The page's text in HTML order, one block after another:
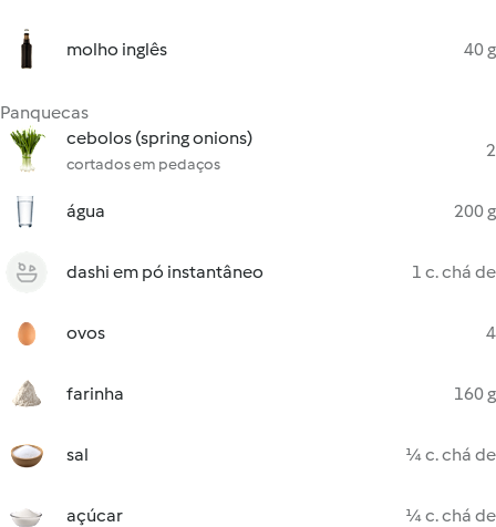
molho inglês 40 g
Panquecas
cebolos (spring onions)
cortados em pedaços
2
água 200 g
dashi em pó instantâneo 1 c. chá de
ovos 4
farinha 160 g
sal ¼ c. chá de
açúcar ¼ c. chá de